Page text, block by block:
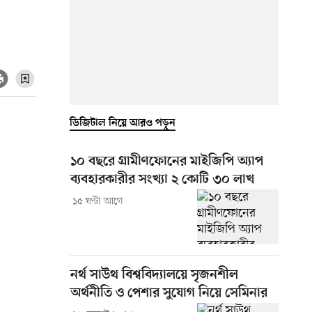
ডিজিটাল নিয়ে আরও পড়ুন
১০ বছরে গ্রামীণফোনের মাইজিপি অ্যাপ
ব্যবহারকারীর সংখ্যা ২ কোটি ৩০ লাখ
১৫ ঘণ্টা আগে
নর্থ সাউথ বিশ্ববিদ্যালয়ে সৃজনশীল
অর্থনীতি ও পেশার সুযোগ নিয়ে সেমিনার